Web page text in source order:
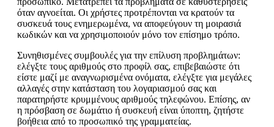
όταν αγνοείται. Οι χρήστες προτρέπονται να κρατούν τα
συσκευά τους ενημερωμένα, να αποφεύγουν τη μοιρασιά
κωδικών και να χρησιμοποιούν μόνο τον επίσημο τρόπο.
Συνηθισμένες συμβουλές για την επίλυση προβλημάτων:
ελέγξτε τους αριθμούς στο προφίλ σας, επιβεβαιώστε ότι
είστε μαζί με αναγνωρισμένα ονόματα, ελέγξτε για μεγάλες
αλλαγές στην κατάσταση του λογαριασμού σας και
παρατηρήστε κρυμμένους αριθμούς τηλεφώνου. Επίσης, αν
η πρόσβαση σε δωμάτιο ή συσκευή είναι ύποπτη, ζητήστε
βοήθεια από το προσωπικό της γραμματείας.